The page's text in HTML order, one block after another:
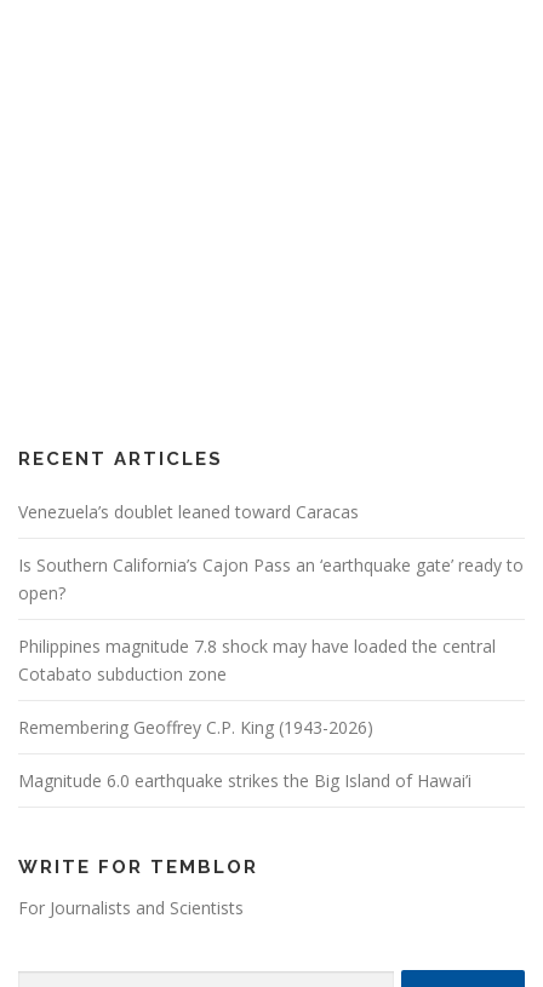
RECENT ARTICLES
Venezuela’s doublet leaned toward Caracas
Is Southern California’s Cajon Pass an ‘earthquake gate’ ready to
open?
Philippines magnitude 7.8 shock may have loaded the central
Cotabato subduction zone
Remembering Geoffrey C.P. King (1943-2026)
Magnitude 6.0 earthquake strikes the Big Island of Hawai’i
WRITE FOR TEMBLOR
For Journalists and Scientists